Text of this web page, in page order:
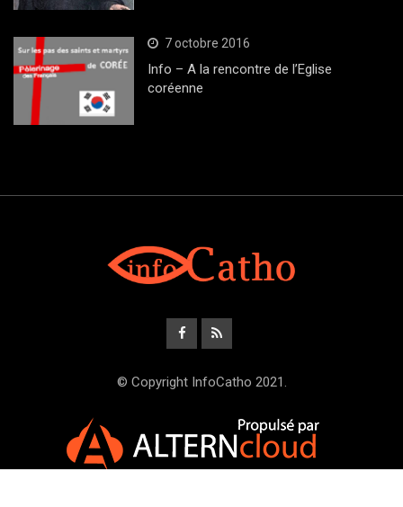
7 octobre 2016
Info – A la rencontre de l’Eglise
coréenne
© Copyright InfoCatho 2021.